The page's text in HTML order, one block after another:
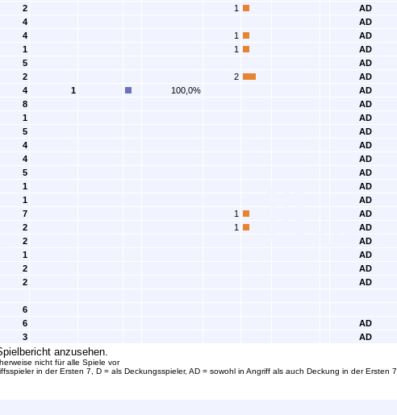
2 1 AD
4 AD
4 1 AD
1 1 AD
5 AD
2 2 AD
4 1 100,0% AD
8 AD
1 AD
5 AD
4 AD
4 AD
5 AD
1 AD
1 AD
7 1 AD
2 1 AD
2 AD
1 AD
2 AD
2 AD
6
6 AD
3 AD
anzusehen.
nicht für alle Spiele vor
in der Ersten 7, D = als Deckungsspieler, AD = sowohl in Angriff als auch Deckung in der Ersten 7.